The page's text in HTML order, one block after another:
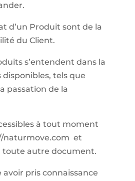
d’un Produit sont de la
du Client.
s’entendent dans la
tels que
passation de la
à tout moment
naturmove.com et
toute autre document.
avoir pris connaissance